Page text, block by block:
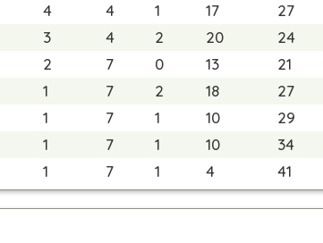
4 4 1 17 27
3 4 2 20 24
2 7 0 13 21
1 7 2 18 27
1 7 1 10 29
1 7 1 10 34
1 7 1 4 41